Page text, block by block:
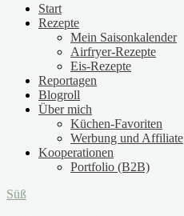
Start
Rezepte
Mein Saisonkalender
Airfryer-Rezepte
Eis-Rezepte
Reportagen
Blogroll
Über mich
Küchen-Favoriten
Werbung und Affiliate
Kooperationen
Portfolio (B2B)
Süß